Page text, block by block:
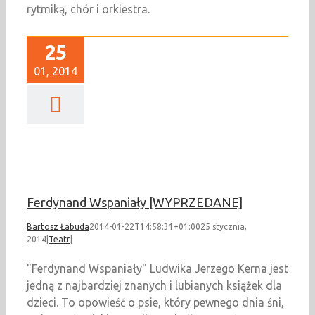
rytmiką, chór i orkiestra.
25
01, 2014
Wspaniały
Ferdynand Wspaniały [WYPRZEDANE]
Bartosz Łabuda2014-01-22T14:58:31+01:0025 stycznia,
2014 Teatr
"Ferdynand Wspaniały" Ludwika Jerzego Kerna jest
jedną z najbardziej znanych i lubianych książek dla
dzieci. To opowieść o psie, który pewnego dnia śni,